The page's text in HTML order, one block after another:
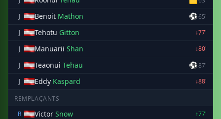
J
Benoit Mathon ⚽65'
J
Tehotu Gitton
↓77'
J
Manuarii Shan
↓80'
J
Teaonui Tehau ⚽87'
J
Eddy Kaspard ↓88'
REMPLAÇANTS
R
Victor Snow
↑77'